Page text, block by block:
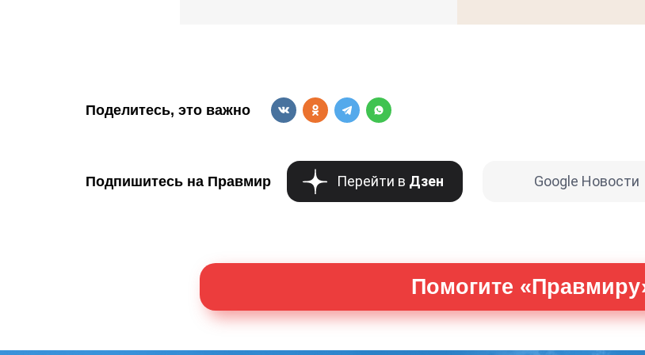
Поделитесь, это важно
Подпишитесь на Правмир Перейти в Дзен Google Новости
Помогите